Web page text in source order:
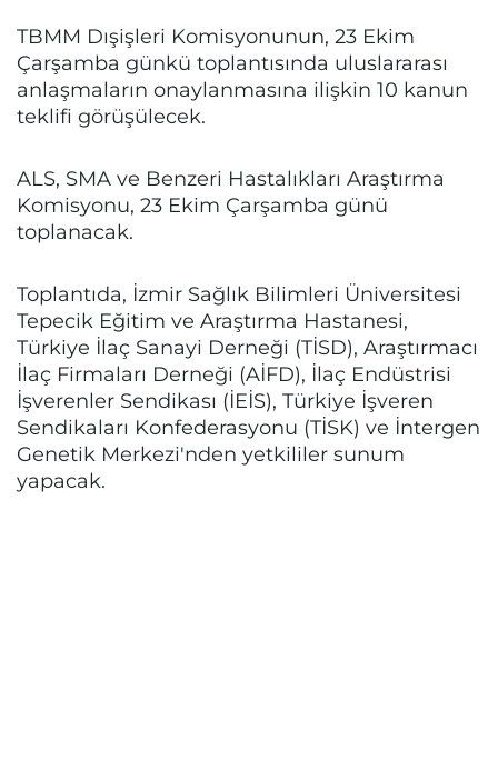
TBMM Dışişleri Komisyonunun, 23 Ekim
Çarşamba günkü toplantısında uluslararası
anlaşmaların onaylanmasına ilişkin 10 kanun
teklifi görüşülecek.
ALS, SMA ve Benzeri Hastalıkları Araştırma
Komisyonu, 23 Ekim Çarşamba günü
toplanacak.
Toplantıda, İzmir Sağlık Bilimleri Üniversitesi
Tepecik Eğitim ve Araştırma Hastanesi,
Türkiye İlaç Sanayi Derneği (TİSD), Araştırmacı
İlaç Firmaları Derneği (AİFD), İlaç Endüstrisi
İşverenler Sendikası (İEİS), Türkiye İşveren
Sendikaları Konfederasyonu (TİSK) ve İntergen
Genetik Merkezi'nden yetkililer sunum
yapacak.